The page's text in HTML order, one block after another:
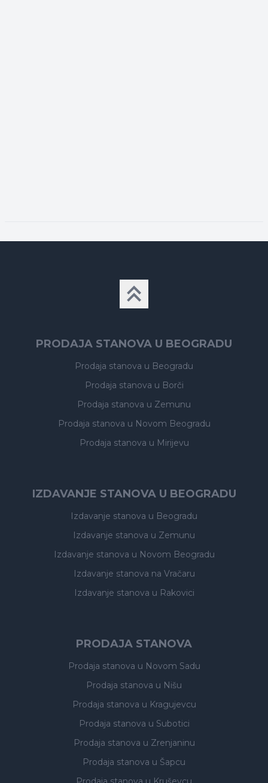
PRODAJA STANOVA U BEOGRADU
Prodaja stanova u Beogradu
Prodaja stanova u Borči
Prodaja stanova u Zemunu
Prodaja stanova u Novom Beogradu
Prodaja stanova u Mirijevu
IZDAVANJE STANOVA U BEOGRADU
Izdavanje stanova u Beogradu
Izdavanje stanova u Zemunu
Izdavanje stanova u Novom Beogradu
Izdavanje stanova na Vračaru
Izdavanje stanova u Rakovici
PRODAJA STANOVA
Prodaja stanova u Novom Sadu
Prodaja stanova u Nišu
Prodaja stanova u Kragujevcu
Prodaja stanova u Subotici
Prodaja stanova u Zrenjaninu
Prodaja stanova u Šapcu